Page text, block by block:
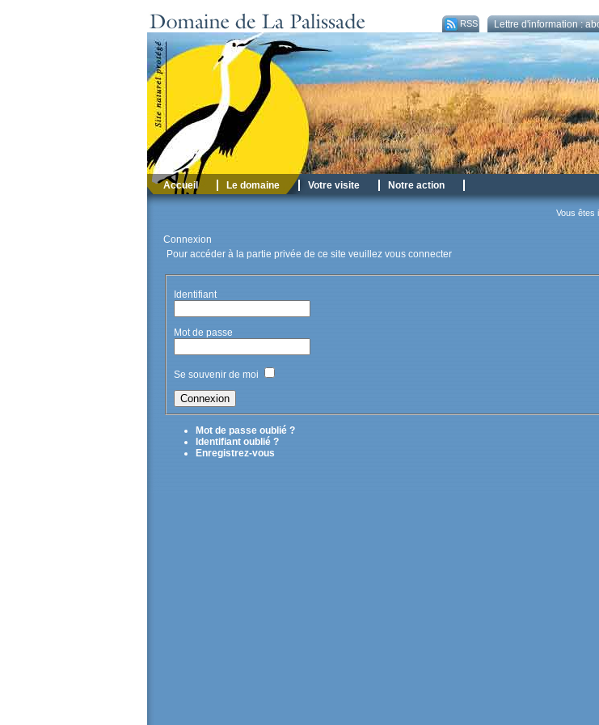
RSS Lettre d'information :
Accueil Le domaine Votre visite Notre action
Vous êtes
Connexion
Pour accéder à la partie privée de ce site veuillez vous connecter
Identifiant
Mot de passe
Se souvenir de moi
Mot de passe oublié ?
Identifiant oublié ?
Enregistrez-vous